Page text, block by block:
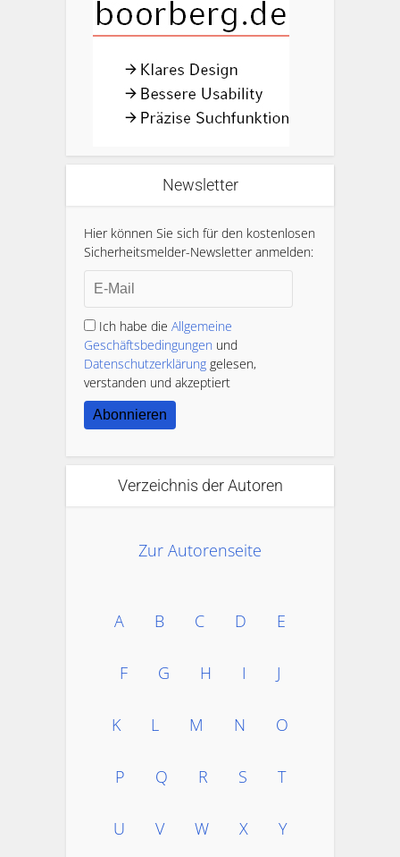
Newsletter
Hier können Sie sich für den kostenlosen
Sicherheitsmelder-Newsletter anmelden:
Ich habe die Allgemeine
Geschäftsbedingungen und
Datenschutzerklärung gelesen,
verstanden und akzeptiert
Abonnieren
Verzeichnis der Autoren
Zur Autorenseite
A B C D E
F G H I J
K L M N O
P Q R S T
U V W X Y